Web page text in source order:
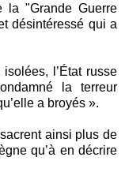
la "Grande Guerre
désintéressé qui a
l’État russe
la terreur
a broyés ».
ainsi plus de
qu’à en décrire